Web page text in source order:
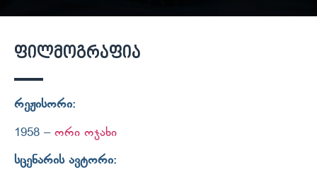
ფილმოგრაფია
რეჟისორი:
1958 – ორი ოჯახი
სცენარის ავტორი: